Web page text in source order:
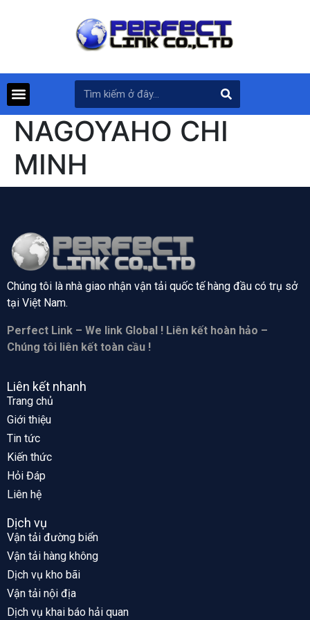
NAGOYAHO CHI
MINH
Chúng tôi là nhà giao nhận vận tải quốc tế hàng đầu có trụ sở
tại Việt Nam.
Perfect Link – We link Global ! Liên kết hoàn hảo –
Chúng tôi liên kết toàn cầu !
Liên kết nhanh
Trang chủ
Giới thiệu
Tin tức
Kiến thức
Hỏi Đáp
Liên hệ
Dịch vụ
Vận tải đường biển
Vận tải hàng không
Dịch vụ kho bãi
Vận tải nội địa
Dịch vụ khai báo hải quan